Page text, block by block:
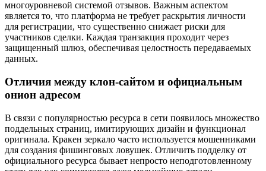
многоуровневой системой отзывов. Важным аспектом
является то, что платформа не требует раскрытия личности
для регистрации, что существенно снижает риски для
участников сделки. Каждая транзакция проходит через
защищенный шлюз, обеспечивая целостность передаваемых
данных.
Отличия между клон-сайтом и официальным
онион адресом
В связи с популярностью ресурса в сети появилось множество
поддельных страниц, имитирующих дизайн и функционал
оригинала. Кракен зеркало часто используется мошенниками
для создания фишинговых ловушек. Отличить подделку от
официального ресурса бывает непросто неподготовленному